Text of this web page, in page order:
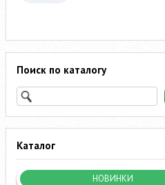
Поиск по каталогу
Каталог
НОВИНКИ